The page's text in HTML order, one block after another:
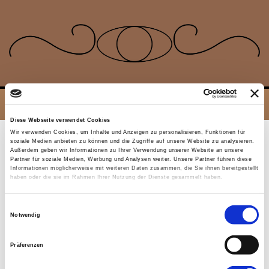
Diese Webseite verwendet Cookies
Wir verwenden Cookies, um Inhalte und Anzeigen zu personalisieren, Funktionen für
soziale Medien anbieten zu können und die Zugriffe auf unsere Website zu analysieren.
Außerdem geben wir Informationen zu Ihrer Verwendung unserer Website an unsere
Partner für soziale Medien, Werbung und Analysen weiter. Unsere Partner führen diese
Informationen möglicherweise mit weiteren Daten zusammen, die Sie ihnen bereitgestellt
haben oder die sie im Rahmen Ihrer Nutzung der Dienste gesammelt haben.
Notwendig
Präferenzen
HERZLICH WILLKOMMEN